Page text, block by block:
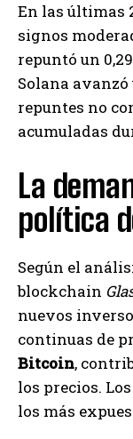
En las últimas
signos
repuntó un
Solana avanzó
repuntes no
acumuladas
La
política
Según el
blockchain
nuevos
continuas de
Bitcoin,
los precios.
los más